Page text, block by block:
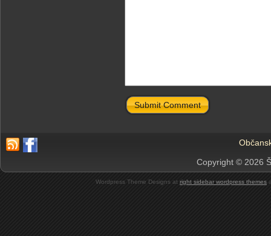
Submit Comment
Copyright © 2026
Wordpress Theme Designs at right sidebar wordpress themes